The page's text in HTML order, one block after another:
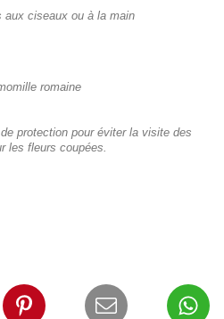
aux ciseaux ou à la main
romaine
protection pour éviter la visite des
les fleurs coupées.